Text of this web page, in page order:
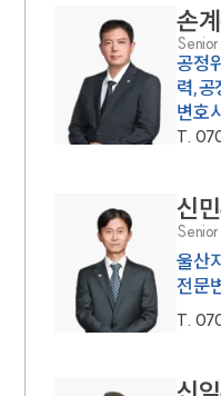
손
공정
력,
변호
T.
신
울산
전문
T.